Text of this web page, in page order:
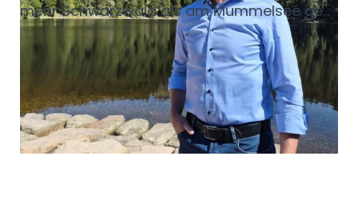
mehr Schwarzwald als am Mummelsee geht
nicht. Das spürt man nicht nur im großen
Souvenirshop, auch in der Landschaft, im
sagenumwobenen See und im urigen
Berghotel.